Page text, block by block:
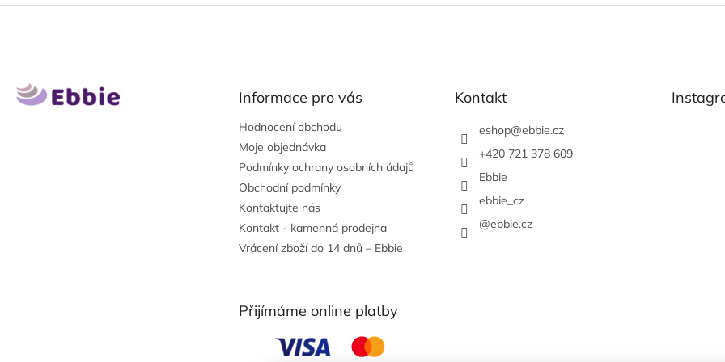
Z
Informace pro vás
Hodnocení obchodu
Moje objednávka
Podmínky ochrany osobních údajů
Obchodní podmínky
Kontaktujte nás
Kontakt - kamenná prodejna
Vrácení zboží do 14 dnů – Ebbie
Kontakt
eshop@ebbie.cz
+420 721 378 609
Ebbie
ebbie_cz
@ebbie.cz
Přijímáme online platby